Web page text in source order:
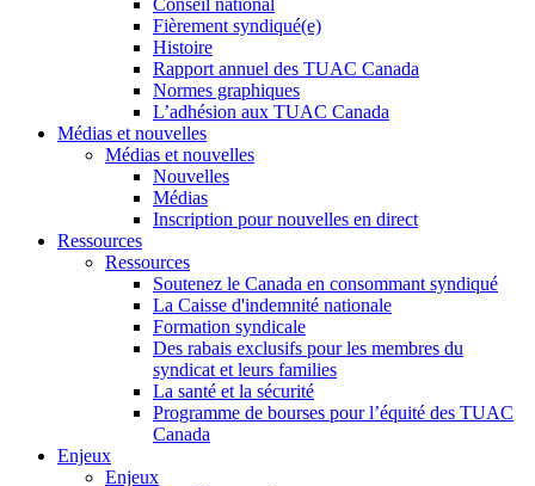
Conseil national
Fièrement syndiqué(e)
Histoire
Rapport annuel des TUAC Canada
Normes graphiques
L’adhésion aux TUAC Canada
Médias et nouvelles
Médias et nouvelles
Nouvelles
Médias
Inscription pour nouvelles en direct
Ressources
Ressources
Soutenez le Canada en consommant syndiqué
La Caisse d'indemnité nationale
Formation syndicale
Des rabais exclusifs pour les membres du
syndicat et leurs families
La santé et la sécurité
Programme de bourses pour l’équité des TUAC
Canada
Enjeux
Enjeux